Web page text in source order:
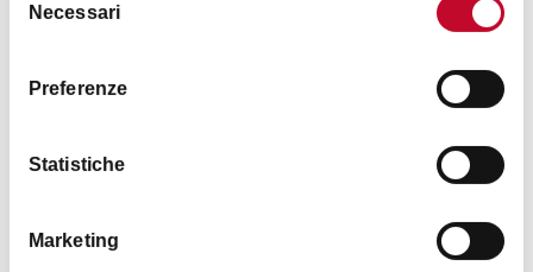
delNecessari
Preferenze
Statistiche
Marketing
联系方式